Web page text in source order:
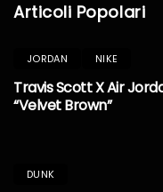
Articoli Popolari
JORDAN NIKE
Travis Scott X Air
“Velvet Brown”
DUNK